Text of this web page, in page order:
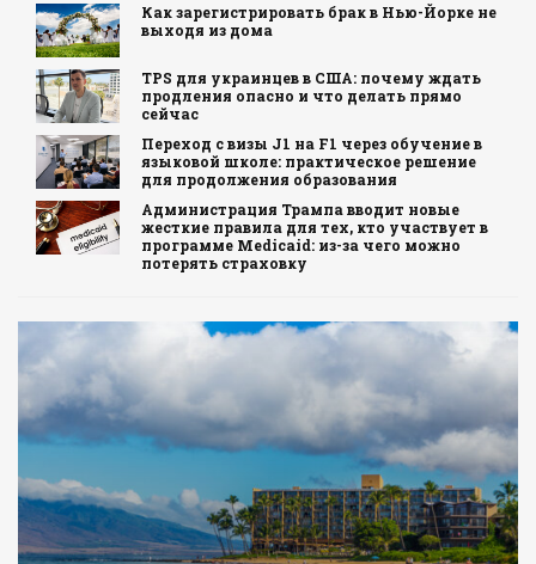
Как зарегистрировать брак в Нью-Йорке не
выходя из дома
TPS для украинцев в США: почему ждать
продления опасно и что делать прямо
сейчас
Переход с визы J1 на F1 через обучение в
языковой школе: практическое решение
для продолжения образования
Администрация Трампа вводит новые
жесткие правила для тех, кто участвует в
программе Medicaid: из-за чего можно
потерять страховку